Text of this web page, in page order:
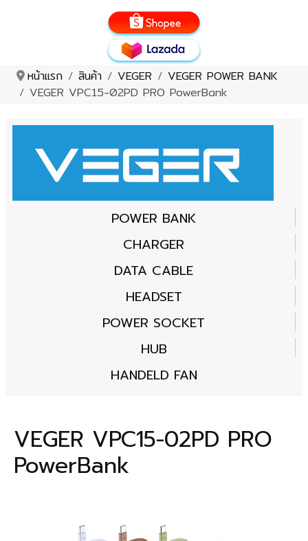
หน้าแรก สินค้า VEGER
VEGER POWER BANK
VEGER VPC15-02PD PRO PowerBank
POWER BANK
CHARGER
DATA CABLE
HEADSET
POWER SOCKET
HUB
HANDELD FAN
VEGER VPC15-02PD PRO
PowerBank